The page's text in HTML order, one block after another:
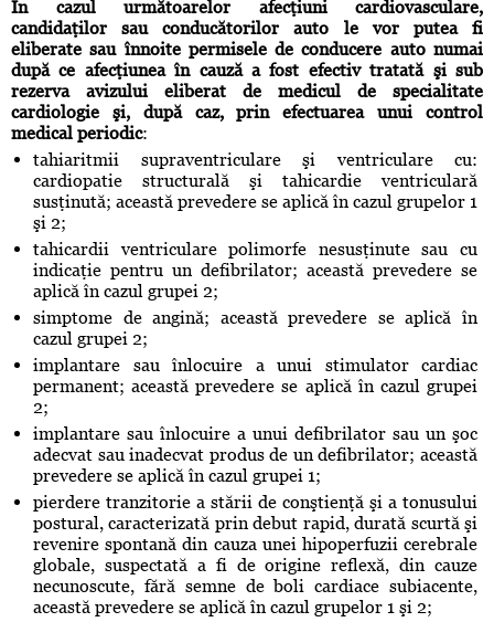
În cazul următoarelor afecţiuni cardiovasculare,
candidaţilor sau conducătorilor auto le vor putea fi
eliberate sau înnoite permisele de conducere auto numai
după ce afecţiunea în cauză a fost efectiv tratată şi sub
rezerva avizului eliberat de medicul de specialitate
cardiologie şi, după caz, prin efectuarea unui control
medical periodic:
tahiaritmii supraventriculare şi ventriculare cu:
cardiopatie structurală şi tahicardie ventriculară
susţinută; această prevedere se aplică în cazul grupelor 1
şi 2;
tahicardii ventriculare polimorfe nesusţinute sau cu
indicaţie pentru un defibrilator; această prevedere se
aplică în cazul grupei 2;
simptome de angină; această prevedere se aplică în
cazul grupei 2;
implantare sau înlocuire a unui stimulator cardiac
permanent; această prevedere se aplică în cazul grupei
2;
implantare sau înlocuire a unui defibrilator sau un şoc
adecvat sau inadecvat produs de un defibrilator; această
prevedere se aplică în cazul grupei 1;
pierdere tranzitorie a stării de conştienţă şi a tonusului
postural, caracterizată prin debut rapid, durată scurtă şi
revenire spontană din cauza unei hipoperfuzii cerebrale
globale, suspectată a fi de origine reflexă, din cauze
necunoscute, fără semne de boli cardiace subiacente,
această prevedere se aplică în cazul grupelor 1 şi 2;